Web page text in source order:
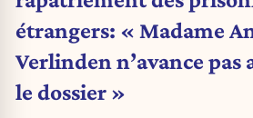
étrangers: « Madame
Verlinden n’avance pas
le dossier »